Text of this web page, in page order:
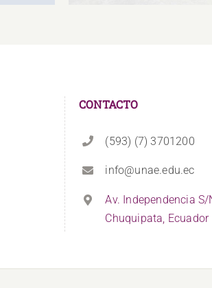
CONTACTO
(593) (7) 3701200
info@unae.edu.ec
Av. Independencia S/
Chuquipata, Ecuador